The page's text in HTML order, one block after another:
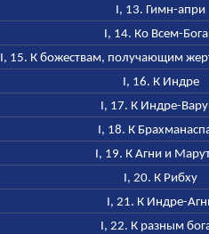
I, 13. Гимн-апри
I, 14. Ко Всем-
I, 15. К божествам, получающим
I, 16. К Индре
I, 17. К Индре-
I, 18. К
I, 19. К Агни и
I, 20. К Рибху
I, 21. К Индре-
I, 22. К разным